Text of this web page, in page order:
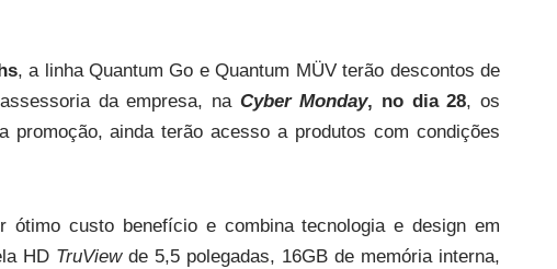
, a linha Quantum Go e Quantum MÜV terão descontos de
da empresa, na Cyber Monday, no dia 28, os
promoção, ainda terão acesso a produtos com condições
custo benefício e combina tecnologia e design em
HD TruView de 5,5 polegadas, 16GB de memória interna,